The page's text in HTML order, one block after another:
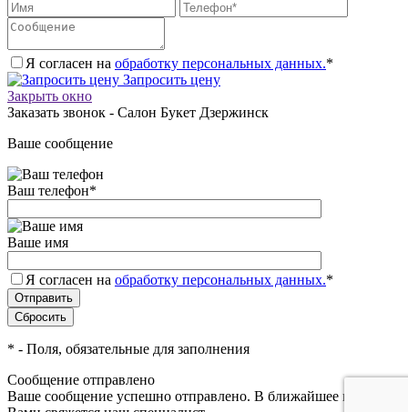
Я согласен на обработку персональных данных.*
Запросить цену
Закрыть окно
Заказать звонок - Салон Букет Дзержинск
Ваше сообщение
Ваш телефон*
Ваше имя
Я согласен на обработку персональных данных.*
* - Поля, обязательные для заполнения
Сообщение отправлено
Ваше сообщение успешно отправлено. В ближайшее время с